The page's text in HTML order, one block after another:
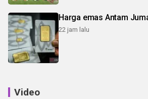
Harga emas Antam
22 jam lalu
Video